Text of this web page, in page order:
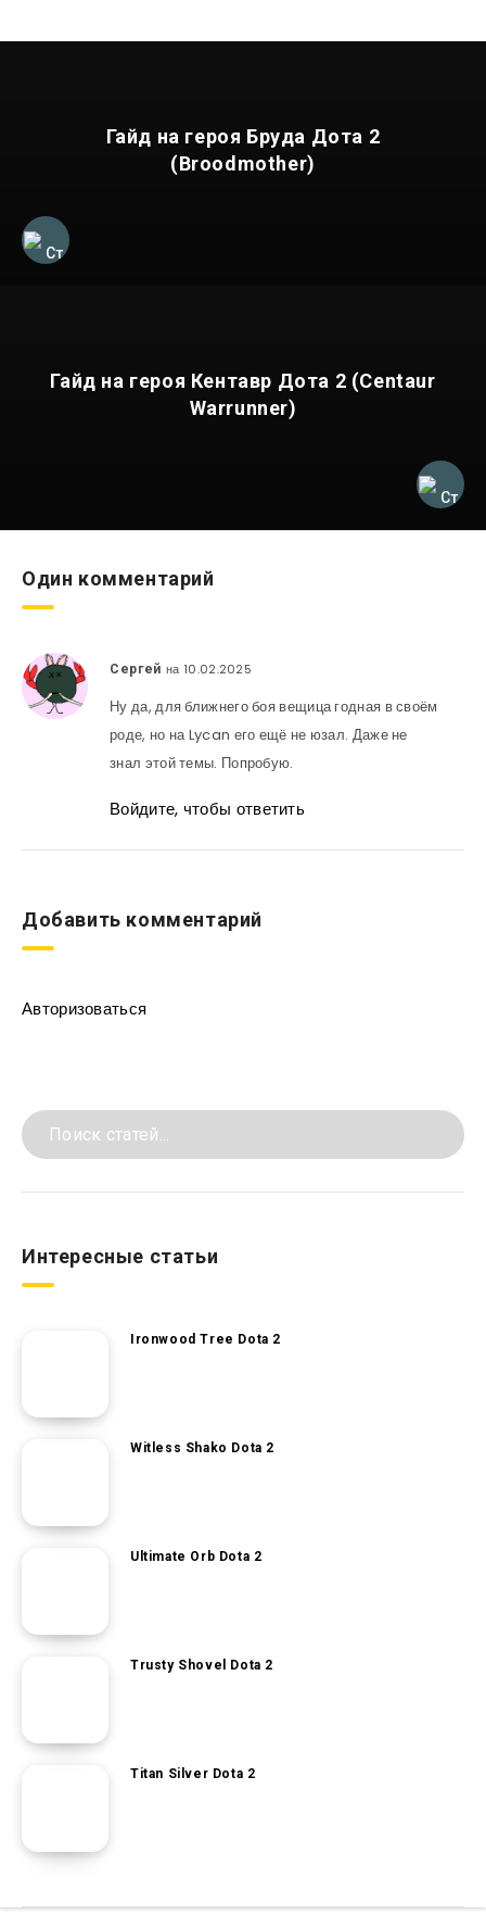
Гайд на героя Бруда Дота 2
(Broodmother)
Гайд на героя Кентавр Дота 2 (Centaur
Warrunner)
Один комментарий
Сергей на 10.02.2025
Ну да, для ближнего боя вещица годная в своём
роде, но на Lycan его ещё не юзал. Даже не
знал этой темы. Попробую.
Войдите, чтобы ответить
Добавить комментарий
Авторизоваться
Интересные статьи
Ironwood Tree Dota 2
Witless Shako Dota 2
Ultimate Orb Dota 2
Trusty Shovel Dota 2
Titan Silver Dota 2